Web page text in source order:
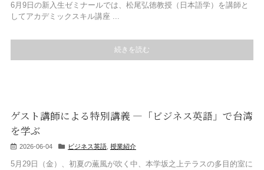
6月9日の新入生ゼミナールでは、松尾弘徳教授（日本語学）を講師と
してアカデミックスキル講座 ...
続きを読む
ゲスト講師による特別講義 ―「ビジネス英語」で台湾
を学ぶ
2026-06-04 ビジネス英語 授業紹介
5月29日（金）、初夏の薫風が吹く中、本学坂之上テラスの多目的室に